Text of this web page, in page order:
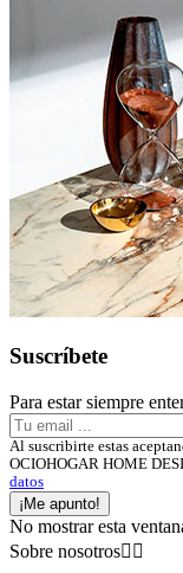
Suscríbete
Para estar siempre
Al suscribirte estas
OCIOHOGAR HOME
datos
¡Me apunto!
No mostrar esta
Sobre nosotros 